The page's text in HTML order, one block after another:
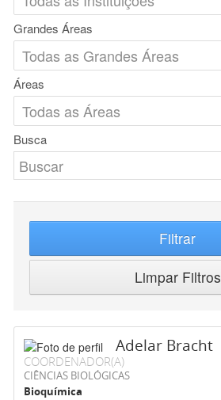
Grandes Áreas
Áreas
Busca
Filtrar
Limpar Filtros
Adelar Bracht
COORDENADOR(A)
CIÊNCIAS BIOLÓGICAS
Bioquímica